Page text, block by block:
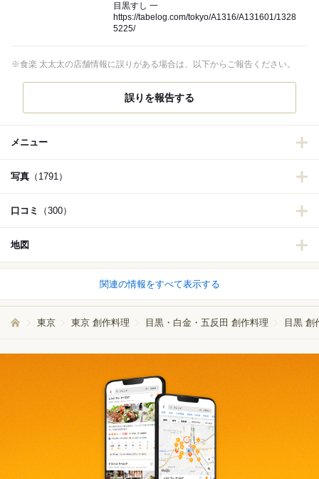
目黒すし 一
https://tabelog.com/tokyo/A1316/A131601/1328
5225/
※食楽 太太太の店舗情報に誤りがある場合は、以下からご報告ください。
誤りを報告する
メニュー
写真 （1791）
口コミ （300）
地図
関連の情報をすべて表示する
東京 東京 創作料理 目黒・白金・五反田 創作料理 目黒 創